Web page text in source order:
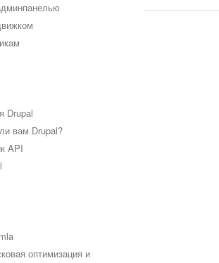
Drupal
вам Drupal?
API
оптимизация и